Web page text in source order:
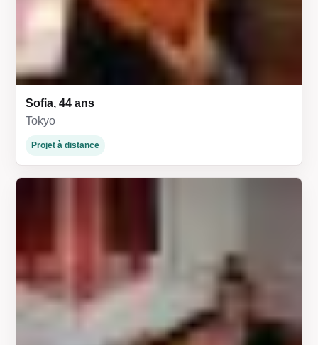
Sofia, 44 ans
Tokyo
Projet à distance